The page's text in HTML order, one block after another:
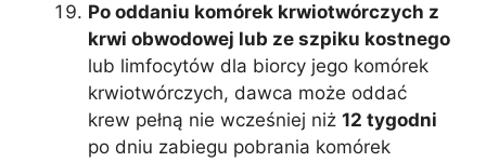
Po oddaniu komórek krwiotwórczych z
krwi obwodowej lub ze szpiku kostnego
lub limfocytów dla biorcy jego komórek
krwiotwórczych, dawca może oddać
krew pełną nie wcześniej niż 12 tygodni
po dniu zabiegu pobrania komórek